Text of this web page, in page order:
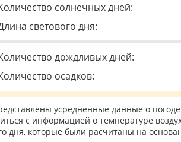
солнечных дней:
светового дня:
дождливых дней:
осадков:
усредненные данные о
с информацией о температуре
дня, которые были расчитаны на